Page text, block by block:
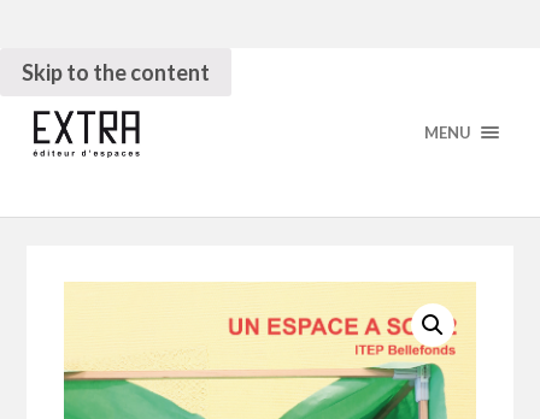
Skip to the content
MENU